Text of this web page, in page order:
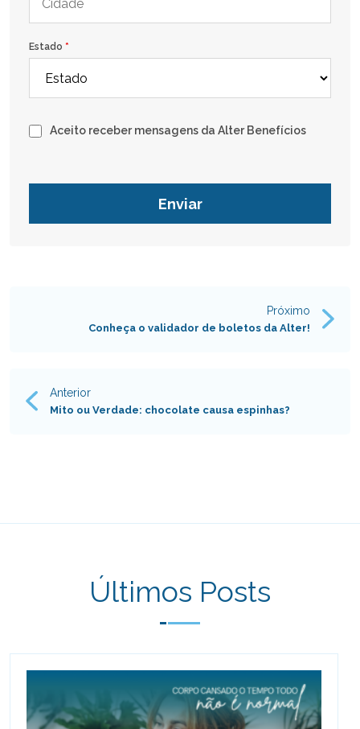
Estado *
Aceito receber mensagens da Alter Benefícios
Navegação
Anterior
Mito ou Verdade: chocolate causa espinhas?
Próximo
Conheça o validador de boletos da Alter!
Últimos Posts